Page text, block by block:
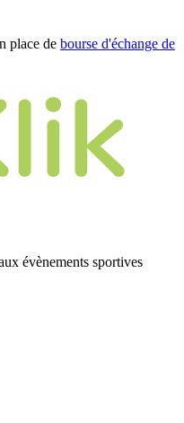
place de bourse d'échange de
évènements sportives